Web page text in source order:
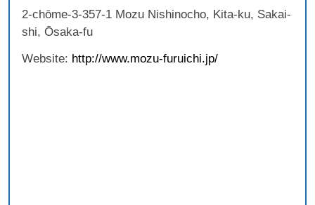
2-chōme-3-357-1 Mozu Nishinocho, Kita-ku, Sakai-
shi, Ōsaka-fu
Website: http://www.mozu-furuichi.jp/